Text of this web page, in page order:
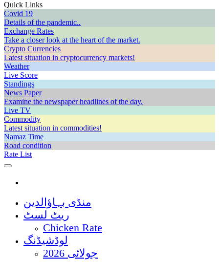
Quick Links
Covid 19
Details of the pandemic..
Exchange Rates
Take a closer look at the heart of the market.
Crypto Currencies
Latest situation in cryptocurrency markets!
Weather
Live Score
Standings
News Paper
Examine the newspaper headlines of the day.
Live TV
Commodity
Latest situation in commodities!
Namaz Time
Road condition
Rate List
منڈی بہاؤالدین
ریٹ لسٹ
Chicken Rate
لوڈشیڈنگ
جولائی 2026